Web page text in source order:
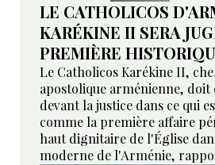
LE CATHOLICOS
KARÉKINE II SERA
PREMIÈRE
Le Catholicos Karékine II,
apostolique arménienne,
devant la justice dans ce qui
comme la première affaire
haut dignitaire de l'Église
moderne de l'Arménie,